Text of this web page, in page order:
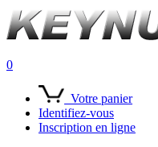
0
Votre panier
Identifiez-vous
Inscription en ligne